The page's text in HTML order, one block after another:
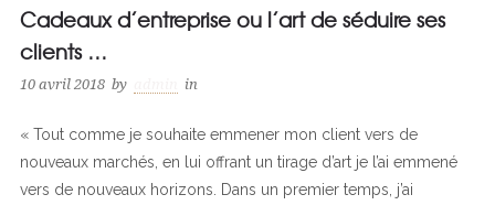
Cadeaux d’entreprise ou l’art de séduire ses
clients …
10 avril 2018 by in
« Tout comme je souhaite emmener mon client vers de
nouveaux marchés, en lui offrant un tirage d’art je l’ai emmené
vers de nouveaux horizons. Dans un premier temps, j’ai